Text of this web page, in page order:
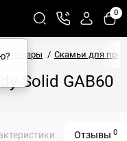
0
Скамьи для
Solid GAB60
Отзывы 0